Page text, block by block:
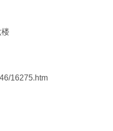
16275.htm